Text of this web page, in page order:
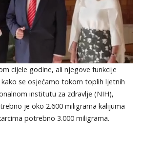
cijele godine, ali njegove funkcije
se osjećamo tokom toplih ljetnih
institutu za zdravlje (NIH),
je oko 2.600 miligrama kalijuma
potrebno 3.000 miligrama.